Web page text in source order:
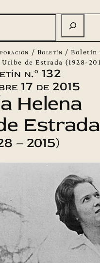
/ Boletín /Boletín
de Estrada (1928-
n.º 132
17 de 2015
Helena
Estrada
– 2015)